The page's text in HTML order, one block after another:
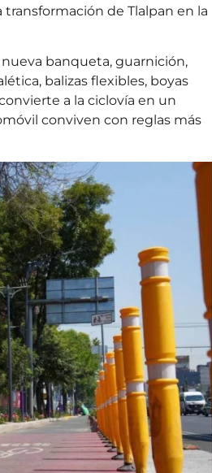
de Tlalpan en la
banqueta, guarnición,
balizas flexibles, boyas
a la ciclovía en un
conviven con reglas más